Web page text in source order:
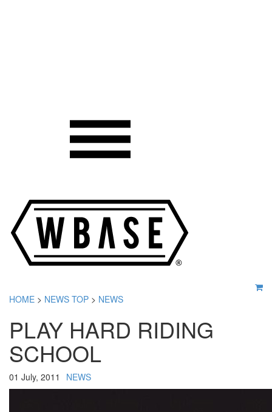
HOME > NEWS TOP > NEWS
PLAY HARD RIDING
SCHOOL
01 July, 2011 NEWS